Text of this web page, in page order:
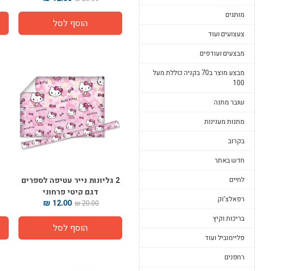
2 גליונות נייר עטיפה לספרים
דגם קיטי פרחוני
20.00 ₪
12.00 ₪
מותגים
צעצועים ועוד
מבצעים ועודפים
מבצע מוצר ב70 בקניה כוללת מעל
100
שובר מתנה
מתנות מענינות
בקרוב
חדש באתר
לחיים
רפאלצ'וק
בריכות וקיץ
פליימוביל ועוד
רחפנים